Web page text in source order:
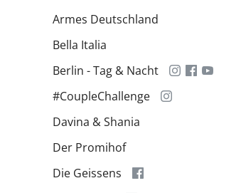
Armes Deutschland
Bella Italia
Berlin - Tag & Nacht
#CoupleChallenge
Davina & Shania
Der Promihof
Die Geissens